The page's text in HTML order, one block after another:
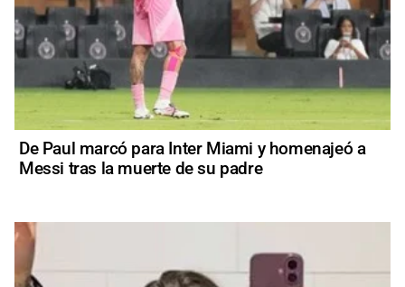
De Paul marcó para Inter Miami y homenajeó a
Messi tras la muerte de su padre